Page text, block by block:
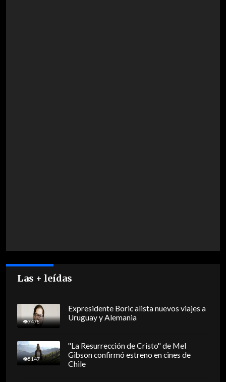
Las + leídas
7478
Expresidente Boric alista nuevos viajes a
Uruguay y Alemania
5147
"La Resurrección de Cristo" de Mel
Gibson confirmó estreno en cines de
Chile